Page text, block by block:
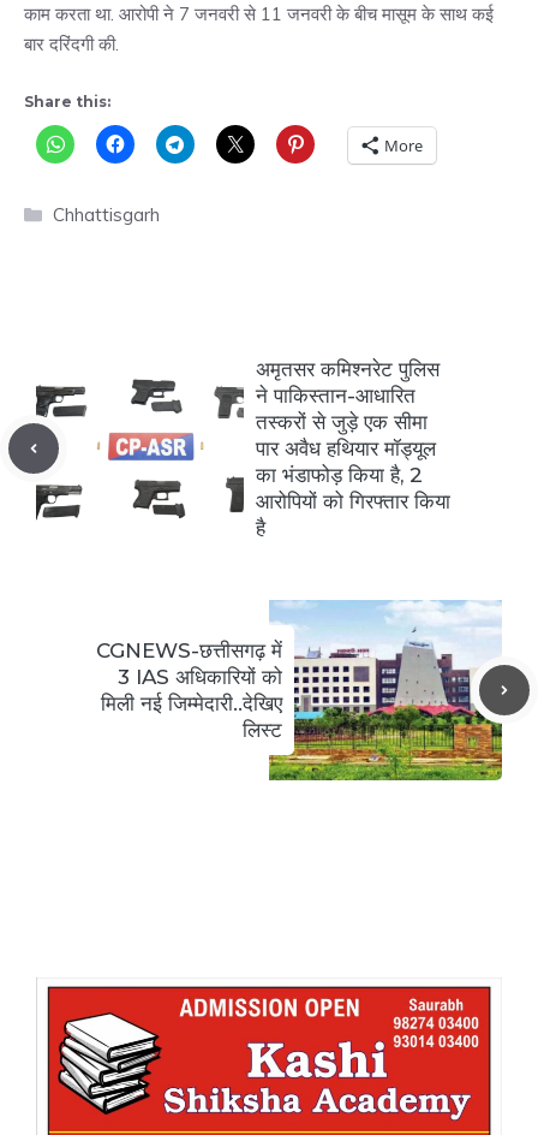
काम करता था. आरोपी ने 7 जनवरी से 11 जनवरी के बीच मासूम के साथ कई
बार दरिंदगी की.
Share this:
More
Categories
Chhattisgarh
अमृतसर कमिश्नरेट पुलिस
ने पाकिस्तान-आधारित
तस्करों से जुड़े एक सीमा
पार अवैध हथियार मॉड्यूल
का भंडाफोड़ किया है, 2
आरोपियों को गिरफ्तार किया
है
CGNEWS-छत्तीसगढ़ में
3 IAS अधिकारियों को
मिली नई जिम्मेदारी..देखिए
लिस्ट